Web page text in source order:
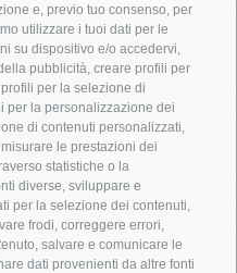
e, previo tuo consenso, per
utilizzare i tuoi dati per le
su dispositivo e/o accedervi,
pubblicità, creare profili per
per la selezione di
per la personalizzazione dei
di contenuti personalizzati,
le prestazioni dei
statistiche o la
diverse, sviluppare e
per la selezione dei contenuti,
frodi, correggere errori,
salvare e comunicare le
dati provenienti da altre fonti
arresto
capri
carabinieri
contagi
eav
elezioni
costiera
incidente
massa lubrense